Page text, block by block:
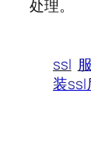
处理。
ssl
装ssl